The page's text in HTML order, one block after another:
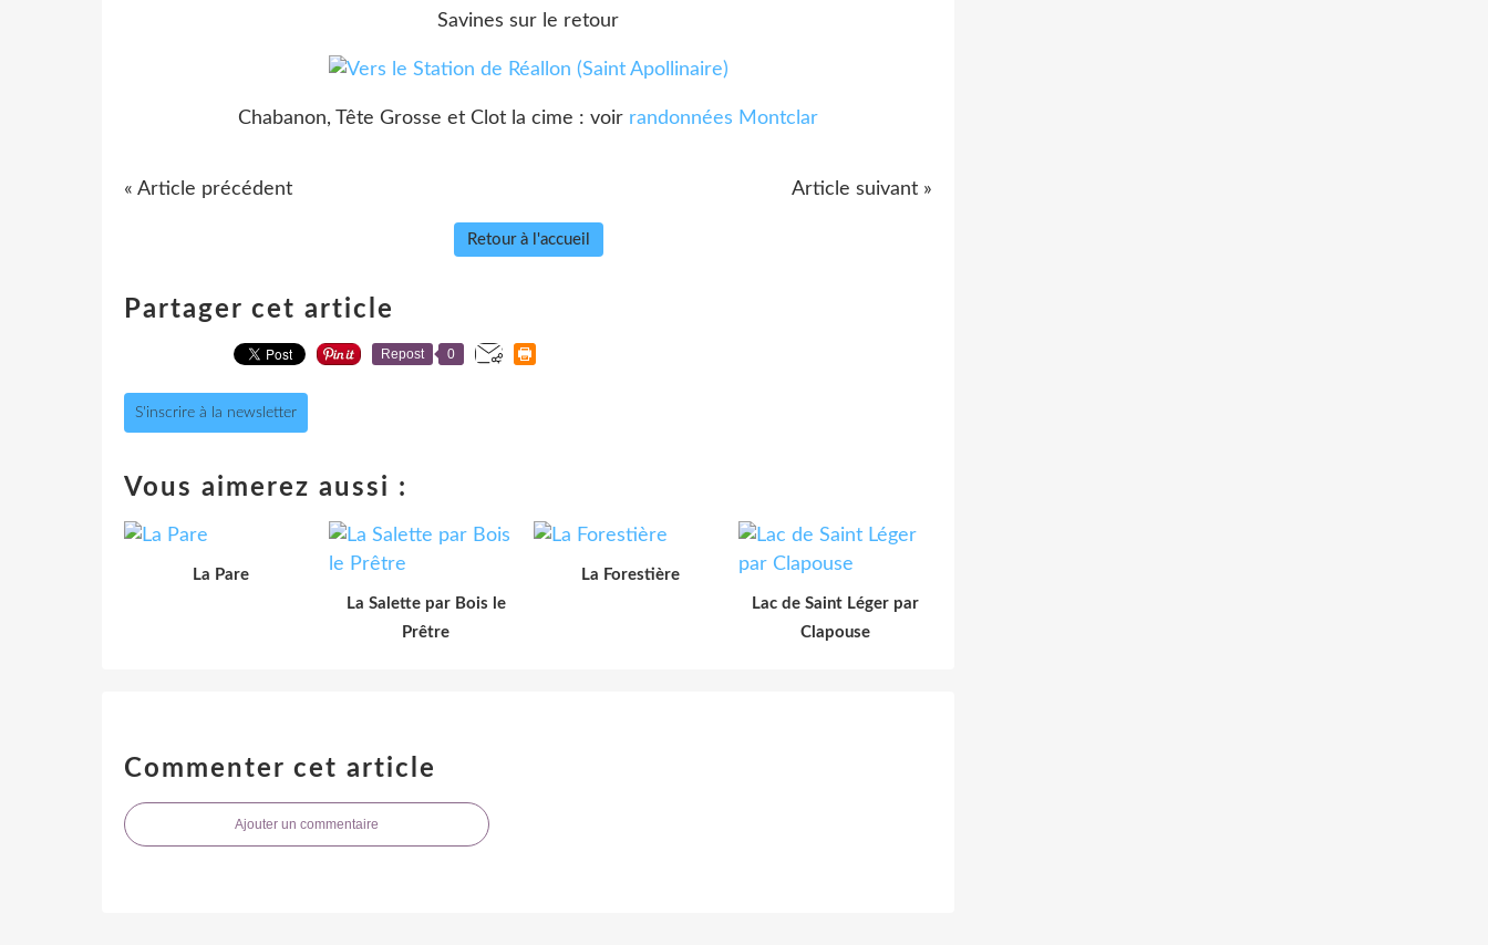
Savines sur le retour
Chabanon, Tête Grosse et Clot la cime : voir randonnées Montclar
« Article précédent Article suivant »
Retour à l'accueil
Partager cet article
Repost 0
S'inscrire à la newsletter
Vous aimerez aussi :
La Pare
La Salette par Bois le
Prêtre
La Forestière
Lac de Saint Léger par
Clapouse
Commenter cet article
Ajouter un commentaire